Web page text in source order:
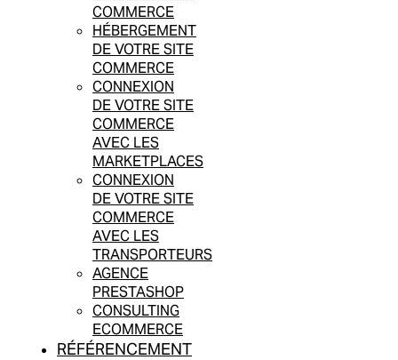
COMMERCE
HÉBERGEMENT
DE VOTRE SITE
COMMERCE
CONNEXION
DE VOTRE SITE
COMMERCE
AVEC LES
MARKETPLACES
CONNEXION
DE VOTRE SITE
COMMERCE
AVEC LES
TRANSPORTEURS
AGENCE
PRESTASHOP
CONSULTING
ECOMMERCE
RÉFÉRENCEMENT